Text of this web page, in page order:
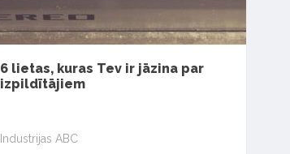
6 lietas, kuras Tev ir jāzina par
izpildītājiem
Industrijas ABC